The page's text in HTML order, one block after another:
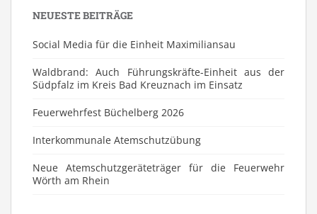
NEUESTE BEITRÄGE
Social Media für die Einheit Maximiliansau
Waldbrand: Auch Führungskräfte-Einheit aus der
Südpfalz im Kreis Bad Kreuznach im Einsatz
Feuerwehrfest Büchelberg 2026
⁠Interkommunale Atemschutzübung
Neue Atemschutzgeräteträger für die Feuerwehr
Wörth am Rhein